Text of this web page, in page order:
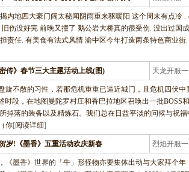
龙服务
内地四大豪门阔太秘闻阴雨重来驱暖阳 这个周末有点冷
伤没好完 前晚又撞了 鹅公岩大桥真的很受伤. 没出过国
责任. 有美食有法式风情 渝中区今年打造两条特色商业
密传》春节三大主题活动上线(图) 天龙开服
龙服务
旋不散的习性，若那危机重重已逼近城门，且危机四伏
段，在地图曼陀罗村庄和香巴拉地区召唤出一批BOSS
掉落的装备以及精炼石。我们总在日益平淡的问候与祝
你[阅读详细]
岁!《墨香》五重活动欢庆新春 烈焰开服
龙服务
《墨香》世界的「牛」形怪物亦要集体出动与大家拜个